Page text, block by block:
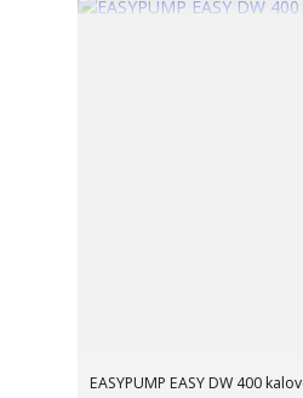
EASYPUMP EASY DW 400